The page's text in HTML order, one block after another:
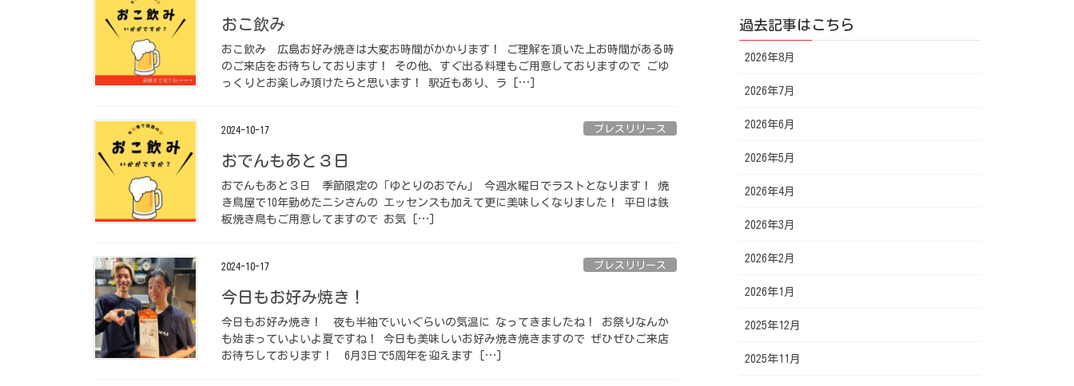
おこ飲み ⁡
おこ飲み ⁡ 広島お好み焼きは大変お時間がかかります！ ご理解を頂いた上お時間がある時
のご来店をお待ちしております！ その他、すぐ出る料理もご用意しておりますので ごゆ
っくりとお楽しみ頂けたらと思います！ 駅近もあり、ラ […]
2024-10-17 プレスリリース
おでんもあと３日️ ⁡
おでんもあと３日️ ⁡ 季節限定の「ゆとりのおでん」 今週水曜日でラストとなります！ 焼
き鳥屋で10年勤めたニシさんの エッセンスも加えて更に美味しくなりました！ 平日は鉄
板焼き鳥もご用意してますので お気 […]
2024-10-17 プレスリリース
今日もお好み焼き！ ⁡
今日もお好み焼き！ ⁡ 夜も半袖でいいぐらいの気温に なってきましたね！ お祭りなんか
も始まっていよいよ夏ですね！ 今日も美味しいお好み焼き焼きますので ぜひぜひご来店
お待ちしております！ ⁡ 6月3日で5周年を迎えます […]
過去記事はこちら
2026年8月
2026年7月
2026年6月
2026年5月
2026年4月
2026年3月
2026年2月
2026年1月
2025年12月
2025年11月